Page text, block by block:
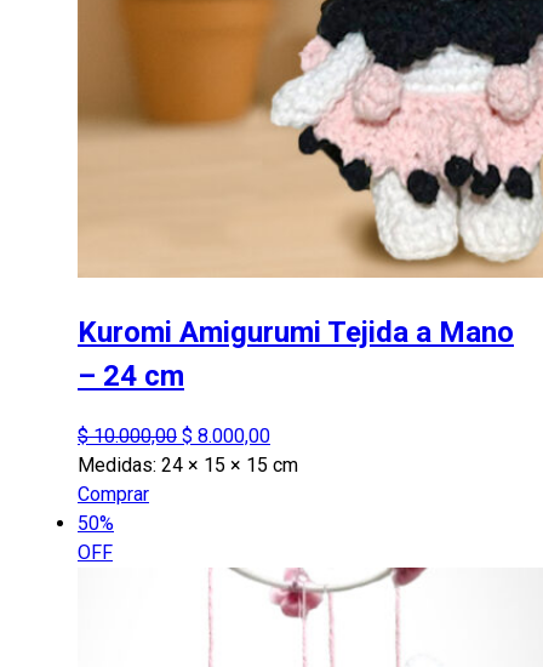
Kuromi Amigurumi Tejida a Mano
– 24 cm
$10.000,00 El
precio
$ 8.000,00El
precio
Medidas: 24 × 15 × 15 cm
Comprar
50%
OFF